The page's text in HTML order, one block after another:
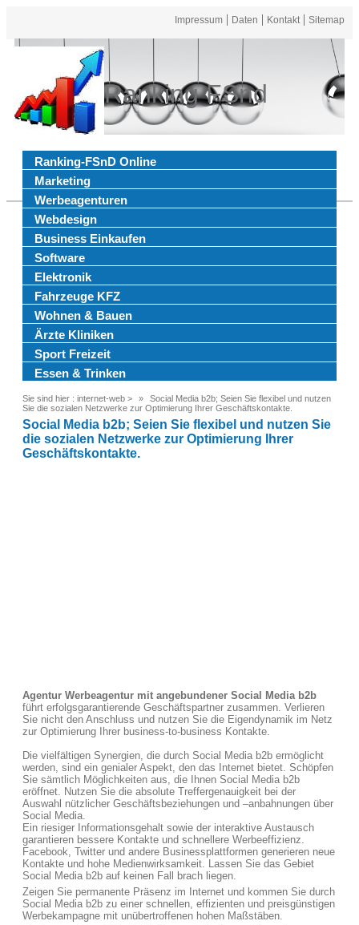
Impressum Daten Kontakt Sitemap
Ranking FSnd
Ranking-FSnD Online
Marketing
Werbeagenturen
Webdesign
Business Einkaufen
Software
Elektronik
Fahrzeuge KFZ
Wohnen & Bauen
Ärzte Kliniken
Sport Freizeit
Essen & Trinken
Sie sind hier : internet-web >
Social Media b2b; Seien Sie flexibel und nutzen
Sie die sozialen Netzwerke zur Optimierung Ihrer Geschäftskontakte.
Social Media b2b; Seien Sie flexibel und nutzen Sie
die sozialen Netzwerke zur Optimierung Ihrer
Geschäftskontakte.
Agentur Werbeagentur mit angebundener Social Media b2b
führt erfolgsgarantierende Geschäftspartner zusammen. Verlieren
Sie nicht den Anschluss und nutzen Sie die Eigendynamik im Netz
zur Optimierung Ihrer business-to-business Kontakte.
Die vielfältigen Synergien, die durch Social Media b2b ermöglicht
werden, sind ein genialer Aspekt, den das Internet bietet. Schöpfen
Sie sämtlich Möglichkeiten aus, die Ihnen Social Media b2b
eröffnet. Nutzen Sie die absolute Treffergenauigkeit bei der
Auswahl nützlicher Geschäftsbeziehungen und –anbahnungen über
Social Media.
Ein riesiger Informationsgehalt sowie der interaktive Austausch
garantieren bessere Kontakte und schnellere Werbeeffizienz.
Facebook, Twitter und andere Businessplattformen generieren neue
Kontakte und hohe Medienwirksamkeit. Lassen Sie das Gebiet
Social Media b2b auf keinen Fall brach liegen.
Zeigen Sie permanente Präsenz im Internet und kommen Sie durch
Social Media b2b zu einer schnellen, effizienten und preisgünstigen
Werbekampagne mit unübertroffenen hohen Maßstäben.